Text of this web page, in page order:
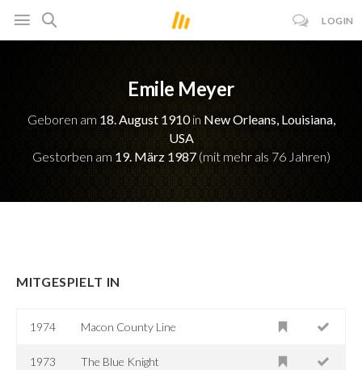
LOGIN
Emile Meyer
Geboren am 18. August 1910in New Orleans, Louisiana,
USA
Gestorben am 19. März 1987(mit mehr als 76 Jahren)
MITGESPIELT IN
1974 Macon County Line
1973 The Blue Knight